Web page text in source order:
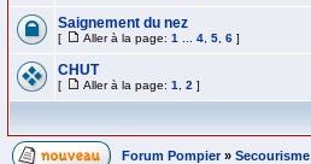
Saignement du nez
[ Aller à la page: 1 4 5 6 ]
CHUT
[ Aller à la page: 1 2 ]
Forum Pompier » Secourisme